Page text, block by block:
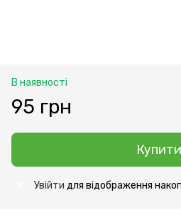
В наявності
95 грн
Купити
Увійти для відображення